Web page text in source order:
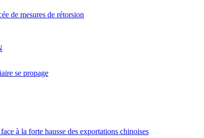
de mesures de rétorsion
se propage
à la forte hausse des exportations chinoises